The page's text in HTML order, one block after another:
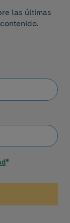
las últimas
*